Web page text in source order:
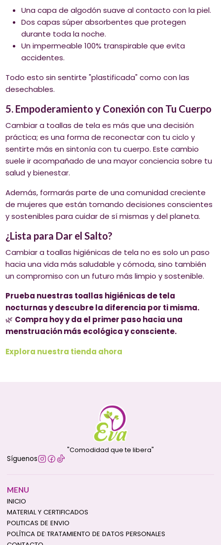
Una capa de algodón suave al contacto con la piel.
Dos capas súper absorbentes que protegen
durante toda la noche.
Un impermeable 100% transpirable que evita
accidentes.
Todo esto sin sentirte "plastificada" como con las
desechables.
5. Empoderamiento y Conexión con Tu Cuerpo
Cambiar a toallas de tela es más que una decisión
práctica; es una forma de reconectar con tu ciclo y
sentirte más en sintonía con tu cuerpo. Este cambio
suele ir acompañado de una mayor conciencia sobre tu
salud y bienestar.
Además, formarás parte de una comunidad creciente
de mujeres que están tomando decisiones conscientes
y sostenibles para cuidar de sí mismas y del planeta.
¿Lista para Dar el Salto?
Cambiar a toallas higiénicas de tela no es solo un paso
hacia una vida más saludable y cómoda, sino también
un compromiso con un futuro más limpio y sostenible.
Prueba nuestras toallas higiénicas de tela
nocturnas y descubre la diferencia por ti misma.
🌿 Compra hoy y da el primer paso hacia una
menstruación más ecológica y consciente.
Explora nuestra tienda ahora
"Comodidad que te libera"
Síguenos
MENU
INICIO
MATERIAL Y CERTIFICADOS
POLITICAS DE ENVIO
POLÍTICA DE TRATAMIENTO DE DATOS PERSONALES